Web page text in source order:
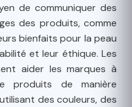
de communiquer des
des produits, comme
bienfaits pour la peau
et leur éthique. Les
aider les marques à
produits de manière
des couleurs, des